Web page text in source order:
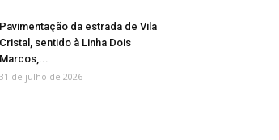
Pavimentação da estrada de Vila
Cristal, sentido à Linha Dois
Marcos,...
31 de julho de 2026